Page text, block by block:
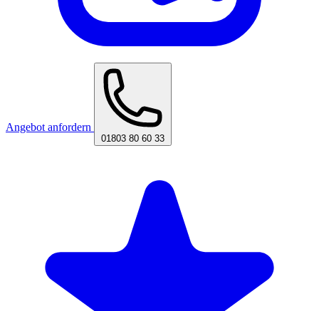
Angebot anfordern
01803 80 60 33